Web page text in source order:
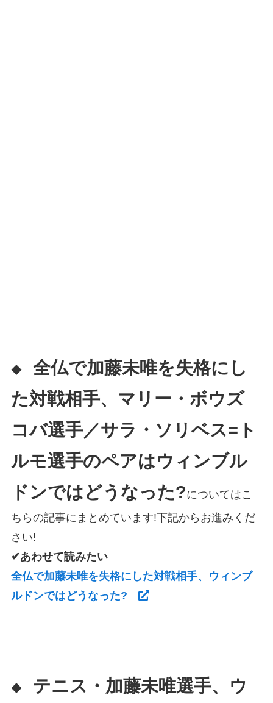
◆ 全仏で加藤未唯を失格にし
た対戦相手、マリー・ボウズ
コバ選手／サラ・ソリベス=ト
ルモ選手のペアはウィンブル
ドンではどうなった?についてはこ
ちらの記事にまとめています!下記からお進みくだ
さい!
✔あわせて読みたい
全仏で加藤未唯を失格にした対戦相手、ウィンブ
ルドンではどうなった?
◆
テニス・加藤未唯選手、ウ